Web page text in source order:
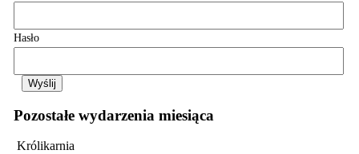
Hasło
Pozostałe wydarzenia miesiąca
Królikarnia